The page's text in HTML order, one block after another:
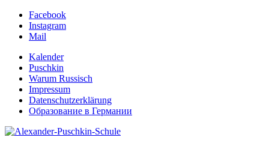
Facebook
Instagram
Mail
Kalender
Puschkin
Warum Russisch
Impressum
Datenschutzerklärung
Образование в Германии